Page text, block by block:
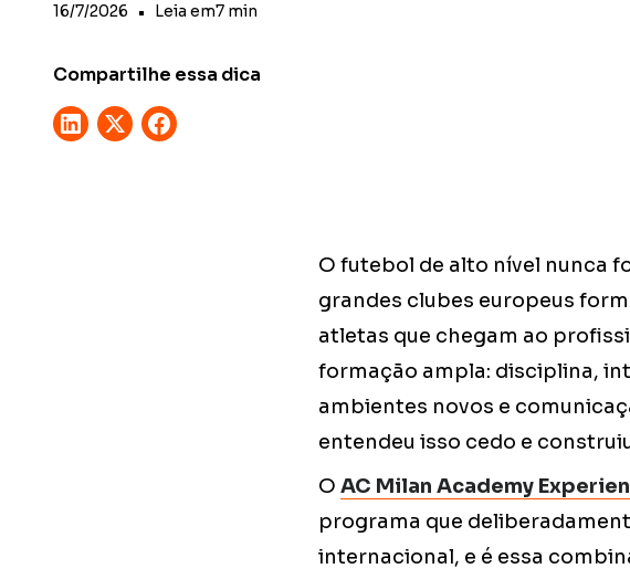
16/7/2026 • Leia em7 min
Compartilhe essa dica
O futebol de alto nível nunca
grandes clubes europeus
atletas que chegam ao
formação ampla: disciplina,
ambientes novos e
entendeu isso cedo e
O AC Milan Academy
programa que
internacional, e é essa